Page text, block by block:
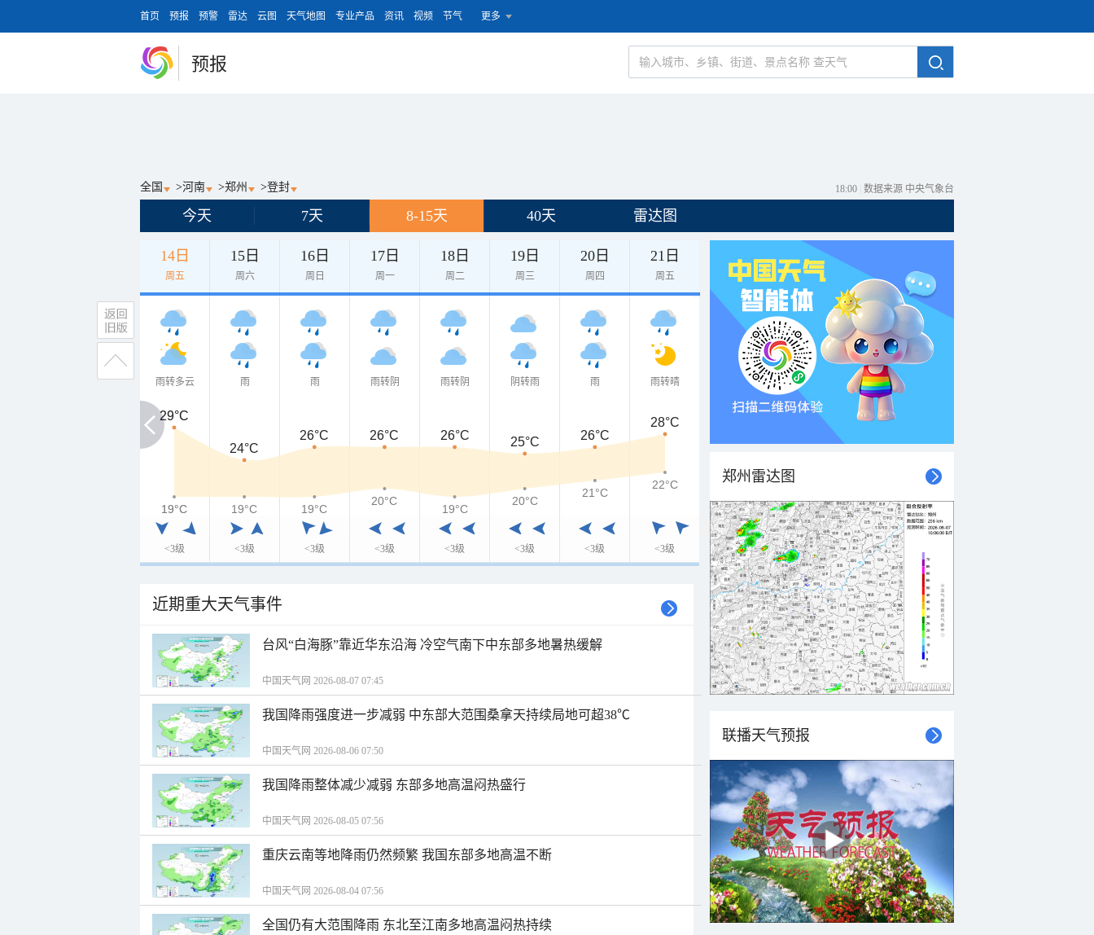
首页 预报 预警 雷达 云图 天气地图 专业产品 资讯 视频 节气 更多
预报
全国 >河南 >郑州 >登封 18:00 数据来源 中央气象台
今天 7天 8-15天 40天 雷达图
14日
周五
15日
周六
16日
周日
17日
周一
18日
周二
19日
周三
20日
周四
21日
周五
雨转多云
<3级
雨
<3级
雨
<3级
雨转阴
<3级
雨转阴
<3级
阴转雨
<3级
雨
<3级
雨转晴
<3级
29°C
29°C
24°C
26°C 26°C 26°C 25°C 26°C
28°C
19°C
19°C 19°C 19°C
20°C
19°C
20°C
21°C
22°C
近期重大天气事件
台风“白海豚”靠近华东沿海 冷空气南下中东部多地暑热缓解
中国天气网 2026-08-07 07:45
我国降雨强度进一步减弱 中东部大范围桑拿天持续局地可超38℃
中国天气网 2026-08-06 07:50
我国降雨整体减少减弱 东部多地高温闷热盛行
中国天气网 2026-08-05 07:56
重庆云南等地降雨仍然频繁 我国东部多地高温不断
中国天气网 2026-08-04 07:56
全国仍有大范围降雨 东北至江南多地高温闷热持续
郑州雷达图
联播天气预报